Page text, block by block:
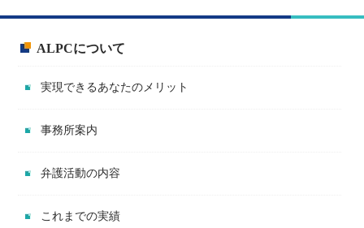
ALPCについて
実現できるあなたのメリット
事務所案内
弁護活動の内容
これまでの実績